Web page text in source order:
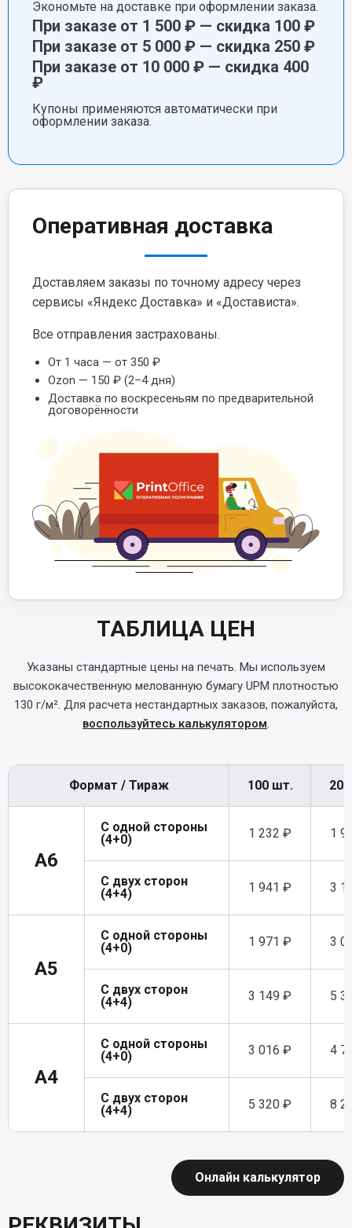
Экономьте на доставке при оформлении заказа.
При заказе от 1 500 ₽ — скидка 100 ₽
При заказе от 5 000 ₽ — скидка 250 ₽
При заказе от 10 000 ₽ — скидка 400
₽
Купоны применяются автоматически при
оформлении заказа.
Оперативная доставка
Доставляем заказы по точному адресу через
сервисы «Яндекс Доставка» и «Достависта».
Все отправления застрахованы.
От 1 часа — от 350 ₽
Ozon — 150 ₽ (2–4 дня)
Доставка по воскресеньям по предварительной
договорённости
ТАБЛИЦА ЦЕН
Указаны стандартные цены на печать. Мы используем
высококачественную мелованную бумагу UPM плотностью
130 г/м². Для расчета нестандартных заказов, пожалуйста,
воспользуйтесь калькулятором.
Формат / Тираж 100 шт.
A6
С одной стороны
(4+0)
1 232 ₽ 1
С двух сторон
(4+4)
1 941 ₽ 3
A5
С одной стороны
(4+0)
1 971 ₽ 3
С двух сторон
(4+4)
3 149 ₽ 5
A4
С одной стороны
(4+0)
3 016 ₽ 4
С двух сторон
(4+4)
5 320 ₽ 8
Онлайн калькулятор